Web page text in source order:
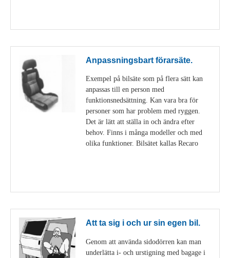
Anpassningsbart förarsäte.
Exempel på bilsäte som på flera sätt kan
anpassas till en person med
funktionsnedsättning. Kan vara bra för
personer som har problem med ryggen.
Det är lätt att ställa in och ändra efter
behov. Finns i många modeller och med
olika funktioner. Bilsätet kallas Recaro
Att ta sig i och ur sin egen bil.
Genom att använda sidodörren kan man
underlätta i- och urstigning med bagage i